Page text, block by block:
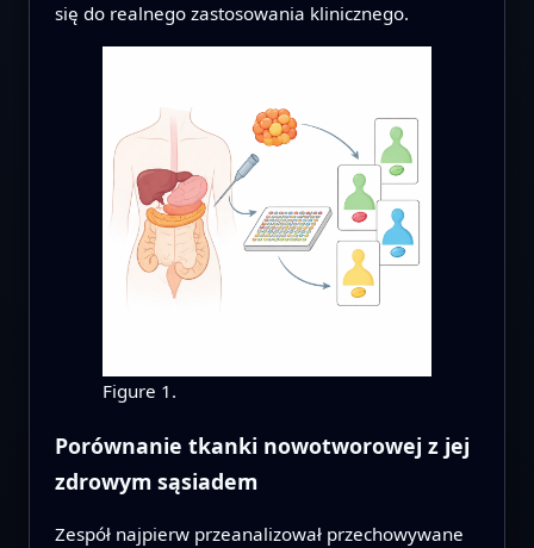
się do realnego zastosowania klinicznego.
Figure 1.
Porównanie tkanki nowotworowej z jej
zdrowym sąsiadem
Zespół najpierw przeanalizował przechowywane